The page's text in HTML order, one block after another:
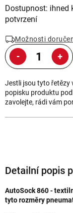
Měrná
cena:
Dostupnost: ihned
potvrzení
Možnosti
Jestli jsou tyto řetězy
popisku produktu
zavolejte, rádi vám
Detailní popis
AutoSock 860 -
tyto rozměry